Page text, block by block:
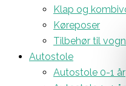
Klap og
Køreposer
Tilbehør til
Autostole
Autostole 0-1 år